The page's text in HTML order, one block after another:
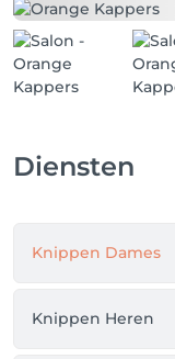
Diensten
Knippen Dames
Knippen Heren